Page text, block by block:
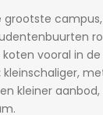
grootste
koten vooral in
kleinschaliger,
kleiner